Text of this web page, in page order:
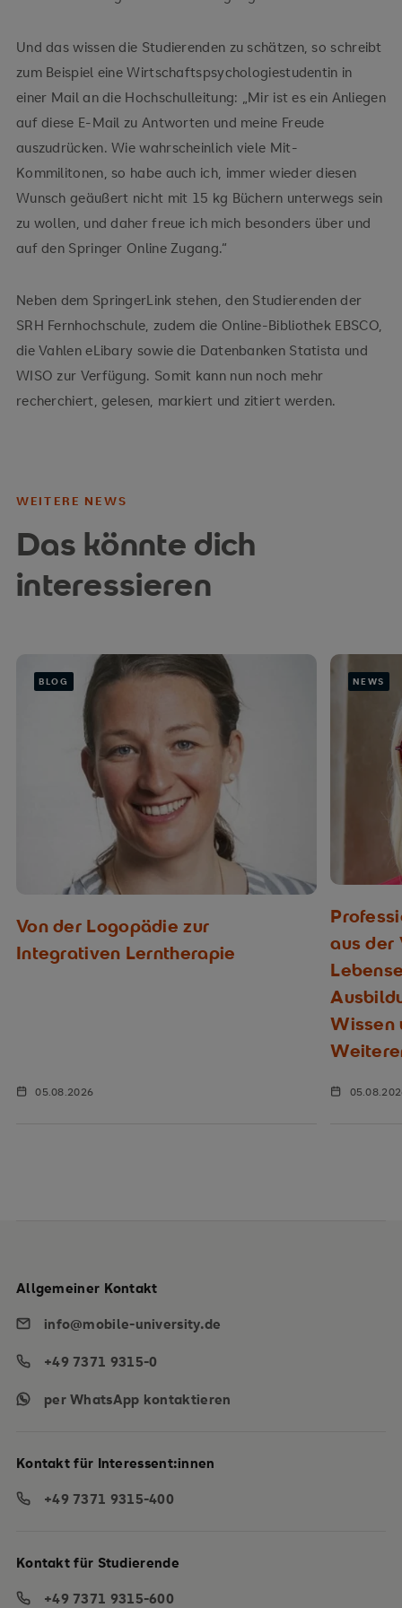
Und das wissen die Studierenden zu schätzen, so schreibt
zum Beispiel eine Wirtschaftspsychologiestudentin in
einer Mail an die Hochschulleitung: „Mir ist es ein Anliegen
auf diese E-Mail zu Antworten und meine Freude
auszudrücken. Wie wahrscheinlich viele Mit-
Kommilitonen, so habe auch ich, immer wieder diesen
Wunsch geäußert nicht mit 15 kg Büchern unterwegs sein
zu wollen, und daher freue ich mich besonders über und
auf den Springer Online Zugang.“
Neben dem SpringerLink stehen, den Studierenden der
SRH Fernhochschule, zudem die Online-Bibliothek EBSCO,
die Vahlen eLibary sowie die Datenbanken Statista und
WISO zur Verfügung. Somit kann nun noch mehr
recherchiert, gelesen, markiert und zitiert werden.
WEITERE NEWS
Das könnte dich
interessieren
BLOG
Von der Logopädie zur
Integrativen Lerntherapie
05.08.2026
NEWS
aus der
Wissen
Allgemeiner Kontakt
info@mobile-university.de
+49 7371 9315-0
per WhatsApp kontaktieren
Kontakt für Interessent:innen
+49 7371 9315-400
Kontakt für Studierende
+49 7371 9315-600